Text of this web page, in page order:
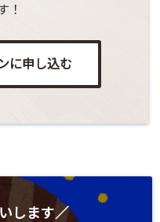
！
に申し込む
します／